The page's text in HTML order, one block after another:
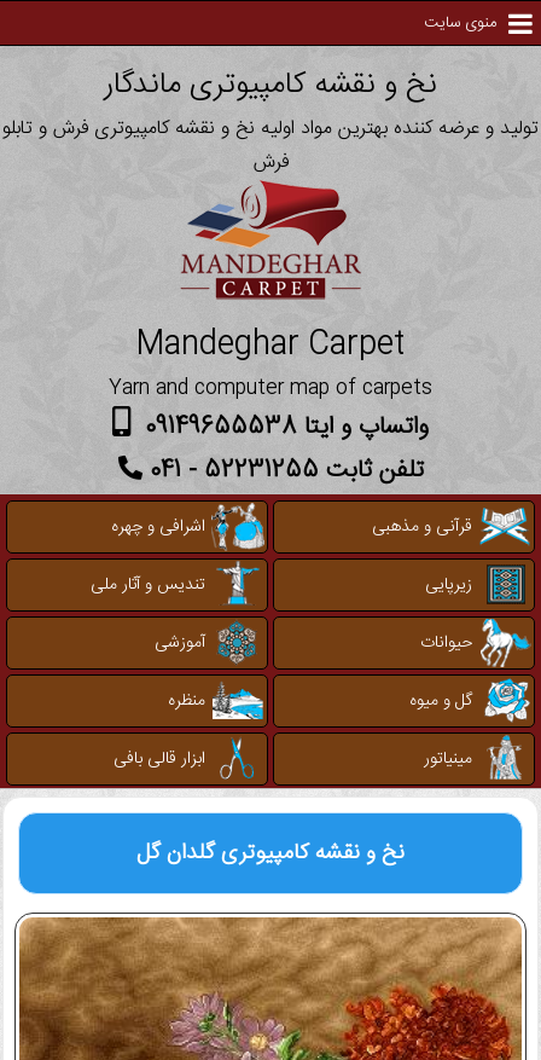
منوی سایت
نخ و نقشه کامپیوتری ماندگار
تولید و عرضه کننده بهترین مواد اولیه نخ و نقشه کامپیوتری فرش و تابلو
فرش
Mandeghar Carpet
Yarn and computer map of carpets
واتساپ و ایتا 09149655538
تلفن ثابت 52231255 - 041
قرآنی و مذهبی
اشرافی و چهره
زیرپایی
تندیس و آثار ملی
حیوانات
آموزشی
گل و میوه
منظره
مینیاتور
ابزار قالی بافی
نخ و نقشه کامپیوتریگلدان گل